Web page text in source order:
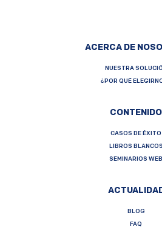
ACERCA DE
NUESTRA
¿POR QUÉ
CONTENIDO
CASOS DE ÉXITO
LIBROS BLANCOS
SEMINARIOS WEB
BLOG
FAQ